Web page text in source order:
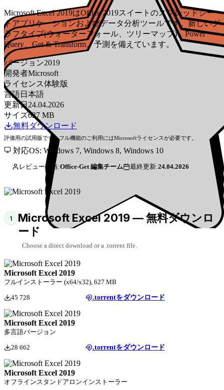
Microsoft Excel 2019はOffice 2019スイートのスプレッドシー
トアプリケーションおよびデータ分析ツールです。新しいグ
ラフタイプ(ウォーターフォール、ツリーマップ)、Power
Query、Get & Transform、予測を備えています。
バージョン2019
開発者Microsoft
ライセンス体験版
言語日本語
更新日 24.04.2026
サイズ627 MB
無料ダウンロード
評価用の試用版です。フル機能のご利用にはMicrosoftライセンスが必要です。
対応OS: Windows 7, Windows 8, Windows 10
レビュー担当:Office-Get 編集チーム 最終更新:24.04.2026
1
Microsoft Excel 2019 — 無料ダウンロ
ード
Choose a direct download or a .torrent file.
Microsoft Excel 2019
フルインストーラー (x64/x32), 627 MB
45 728 .torrentをダウンロード
Microsoft Excel 2019
多言語バージョン
28 662 .torrentをダウンロード
Microsoft Excel 2019
オフラインスタンドアロンインストーラー